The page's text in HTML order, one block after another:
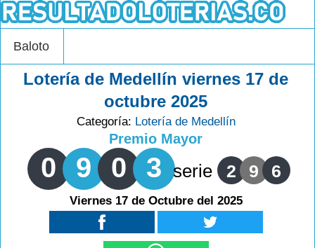
Baloto
Lotería de Medellín viernes 17 de
octubre 2025
Categoría: Lotería de Medellín
Premio Mayor
0 9 0 3 serie 2 9 6
Viernes 17 de Octubre del 2025